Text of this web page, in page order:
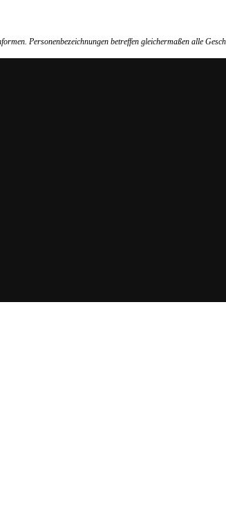
Personenbezeichnungen betreffen gleichermaßen alle